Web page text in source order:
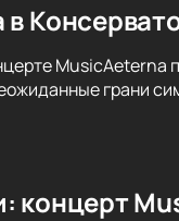
грани
концерт